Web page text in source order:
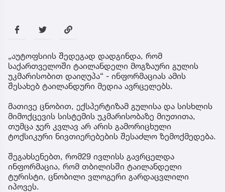
„აუტოფსიის შედეგად დადგინდა, რომ
საქართველოში ტაილანდელი მოგზაური გულის
უკმარისობით დაიღუპა“ - ინფორმაციას ამის
შესახებ ტაილანდური მედია ავრცელებს.
მათივე ცნობით, ექსპერტიზამ გულისა და სისხლის
მიმოქცევის სისტემის უკმარისობაზე მიუთითა,
თუმცა ჯერ კვლავ არ არის გამორიცხული
ტოქსიკური ნივთიერებების შესაძლო ზემოქმედება.
შეგახსენებთ, რომ29 ივლისს გავრცელდა
ინფორმაცია, რომ თბილისში ტაილანდელი
ტურისტი, ცნობილი ვლოგერი გარდაცვლილი
იპოვეს.